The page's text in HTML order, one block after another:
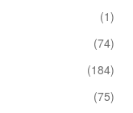
(1)
(74)
(184)
(75)